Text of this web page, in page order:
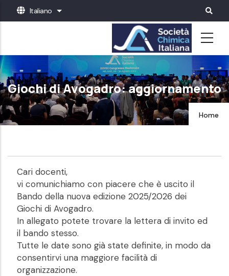
Salta
Italiano Mostra ulteriori azioni
Giochi di Avogadro: aggiornamento
Home
Cari docenti,
vi comunichiamo con piacere che è uscito il
Bando della nuova edizione 2025/2026 dei
Giochi di Avogadro.
In allegato potete trovare la lettera di invito ed
il bando stesso.
Tutte le date sono già state definite, in modo da
consentirvi una maggiore facilità di
organizzazione.